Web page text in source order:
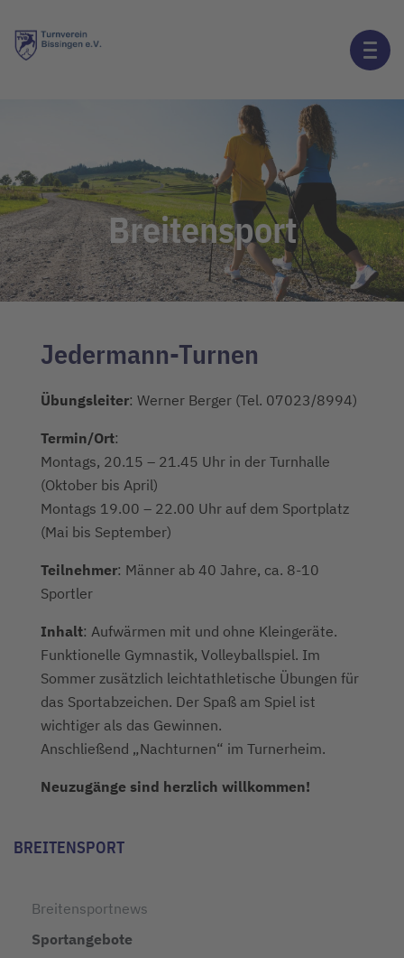
Breitensport
Jedermann-Turnen
Übungsleiter: Werner Berger (Tel. 07023/8994)
Termin/Ort:
Montags, 20.15 – 21.45 Uhr in der Turnhalle
(Oktober bis April)
Montags 19.00 – 22.00 Uhr auf dem Sportplatz
(Mai bis September)
Teilnehmer: Männer ab 40 Jahre, ca. 8-10
Sportler
Inhalt: Aufwärmen mit und ohne Kleingeräte.
Funktionelle Gymnastik, Volleyballspiel. Im
Sommer zusätzlich leichtathletische Übungen für
das Sportabzeichen. Der Spaß am Spiel ist
wichtiger als das Gewinnen.
Anschließend „Nachturnen“ im Turnerheim.
Neuzugänge sind herzlich willkommen!
BREITENSPORT
Breitensportnews
Sportangebote